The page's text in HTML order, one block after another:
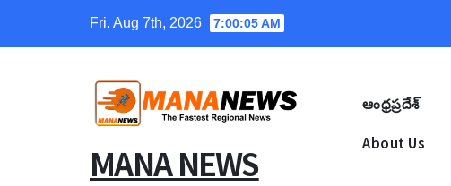
Fri. Aug 7th, 2026 7:00:06 AM
MANA NEWS
ఆంధ్రప్రదేశ్
About Us